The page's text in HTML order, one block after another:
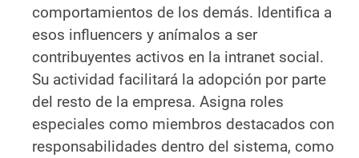
comportamientos de los demás. Identifica a
esos influencers y anímalos a ser
contribuyentes activos en la intranet social.
Su actividad facilitará la adopción por parte
del resto de la empresa. Asigna roles
especiales como miembros destacados con
responsabilidades dentro del sistema, como